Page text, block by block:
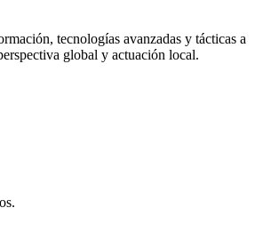
tecnologías avanzadas y tácticas a
global y actuación local.